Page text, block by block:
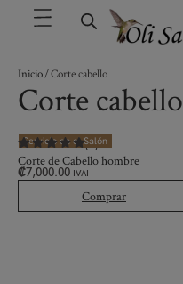
Inicio/ Corte cabello
Corte cabello
Servicio en el Salón
(1)
Corte de Cabello hombre
₡7,000.00 IVAI
Comprar